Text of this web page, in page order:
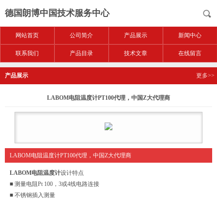
德国朗博中国技术服务中心
网站首页 公司简介 产品展示 新闻中心
联系我们 产品目录 技术文章 在线留言
产品展示 更多>>
LABOM电阻温度计PT100代理，中国Z大代理商
LABOM电阻温度计PT100代理，中国Z大代理商
LABOM电阻温度计设计特点
■ 测量电阻Pt 100，3或4线电路连接
■ 不锈钢插入测量